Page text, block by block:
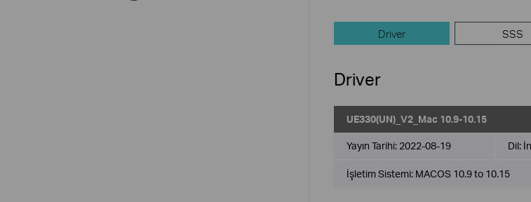
Driver SSS
Driver
UE330(UN)_V2_Mac 10.9-10.15
Yayın Tarihi: 2022-08-19 Dil:
İşletim Sistemi: MACOS 10.9 to 10.15